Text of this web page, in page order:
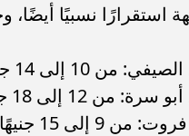
استقرارًا نسبيًا أيضًا،
من 10 إلى 14 جنيهًا
من 12 إلى 18 جنيهًا
9 إلى 15 جنيهًا